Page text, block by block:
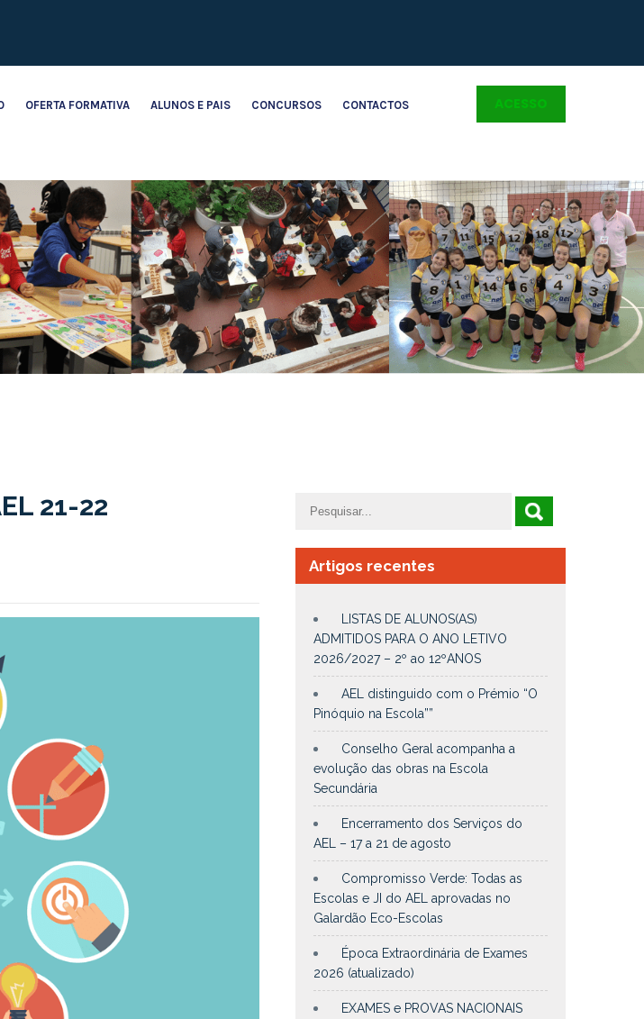
OFERTA FORMATIVA ALUNOS E PAIS CONCURSOS CONTACTOS ACESSO
21-22
Artigos recentes
LISTAS DE ALUNOS(AS)
ADMITIDOS PARA O ANO LETIVO
2026/2027 – 2º ao 12ºANOS
AEL distinguido com o Prémio “O
Pinóquio na Escola””
Conselho Geral acompanha a
evolução das obras na Escola
Secundária
Encerramento dos Serviços do
AEL – 17 a 21 de agosto
Compromisso Verde: Todas as
Escolas e JI do AEL aprovadas no
Galardão Eco-Escolas
Época Extraordinária de Exames
2026 (atualizado)
EXAMES e PROVAS NACIONAIS